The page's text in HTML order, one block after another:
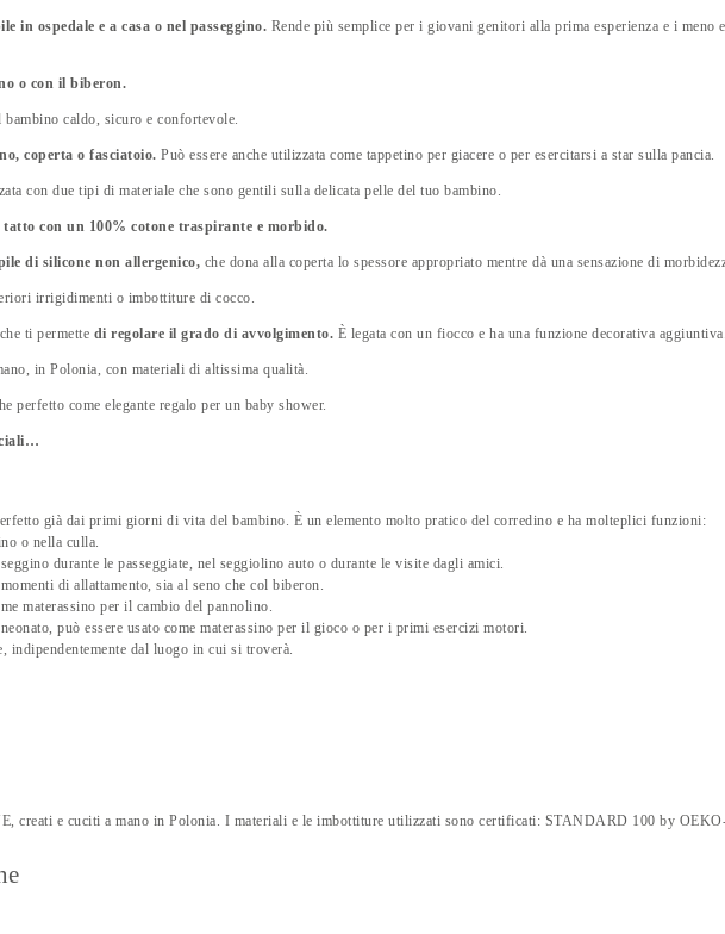
in ospedale e a casa o nel passeggino. Rende più semplice per i giovani genitori alla prima esperienza e i meno
o con il biberon.
caldo, sicuro e confortevole.
coperta o fasciatoio. Può essere anche utilizzata come tappetino per giacere o per esercitarsi a star sulla pancia.
con due tipi di materiale che sono gentili sulla delicata pelle del tuo bambino.
con un 100% cotone traspirante e morbido.
di silicone non allergenico, che dona alla coperta lo spessore appropriato mentre dà una sensazione di
irrigidimenti o imbottiture di cocco.
che ti permette di regolare il grado di avvolgimento. È legata con un fiocco e ha una funzione decorativa
in Polonia, con materiali di altissima qualità.
perfetto come elegante regalo per un baby shower.
già dai primi giorni di vita del bambino. È un elemento molto pratico del corredino e ha molteplici funzioni:
o nella culla.
durante le passeggiate, nel seggiolino auto o durante le visite dagli amici.
di allattamento, sia al seno che col biberon.
materassino per il cambio del pannolino.
può essere usato come materassino per il gioco o per i primi esercizi motori.
dal luogo in cui si troverà.
creati e cuciti a mano in Polonia. I materiali e le imbottiture utilizzati sono certificati: STANDARD 100 by